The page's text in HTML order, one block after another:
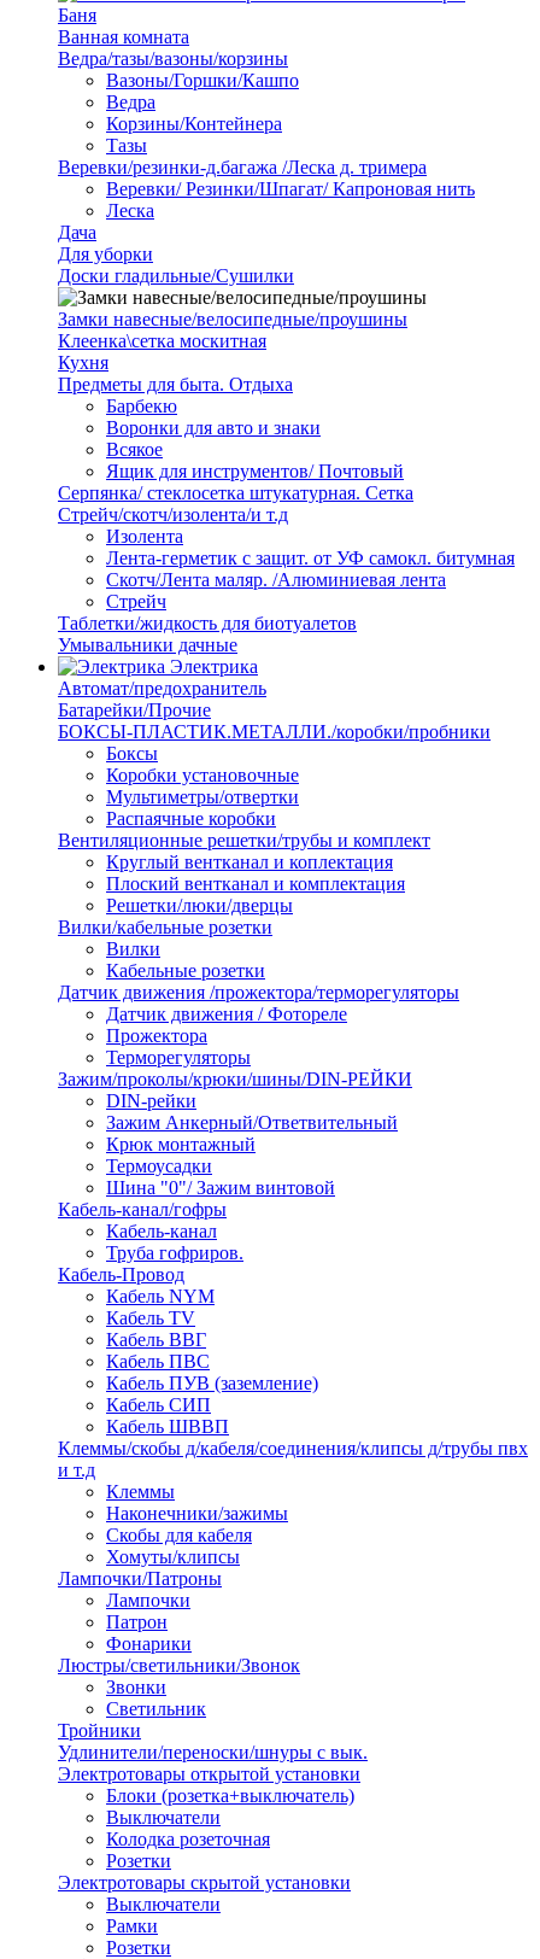
Баня
Ванная комната
Ведра/тазы/вазоны/корзины
Вазоны/Горшки/Кашпо
Ведра
Корзины/Контейнера
Тазы
Веревки/резинки-д.багажа /Леска д. тримера
Веревки/ Резинки/Шпагат/ Капроновая нить
Леска
Дача
Для уборки
Доски гладильные/Сушилки
Замки навесные/велосипедные/проушины
Клеенка\сетка москитная
Кухня
Предметы для быта. Отдыха
Барбекю
Воронки для авто и знаки
Всякое
Ящик для инструментов/ Почтовый
Серпянка/ стеклосетка штукатурная. Сетка
Стрейч/скотч/изолента/и т.д
Изолента
Лента-герметик с защит. от УФ самокл. битумная
Скотч/Лента маляр. /Алюминиевая лента
Стрейч
Таблетки/жидкость для биотуалетов
Умывальники дачные
Электрика
Автомат/предохранитель
Батарейки/Прочие
БОКСЫ-ПЛАСТИК.МЕТАЛЛИ./коробки/пробники
Боксы
Коробки установочные
Мультиметры/отвертки
Распаячные коробки
Вентиляционные решетки/трубы и комплект
Круглый вентканал и коплектация
Плоский вентканал и комплектация
Решетки/люки/дверцы
Вилки/кабельные розетки
Вилки
Кабельные розетки
Датчик движения /прожектора/терморегуляторы
Датчик движения / Фотореле
Прожектора
Терморегуляторы
Зажим/проколы/крюки/шины/DIN-РЕЙКИ
DIN-рейки
Зажим Анкерный/Ответвительный
Крюк монтажный
Термоусадки
Шина "0"/ Зажим винтовой
Кабель-канал/гофры
Кабель-канал
Труба гофриров.
Кабель-Провод
Кабель NYM
Кабель TV
Кабель ВВГ
Кабель ПВС
Кабель ПУВ (заземление)
Кабель СИП
Кабель ШВВП
Клеммы/скобы д/кабеля/соединения/клипсы д/трубы пвх
и т.д
Клеммы
Наконечники/зажимы
Скобы для кабеля
Хомуты/клипсы
Лампочки/Патроны
Лампочки
Патрон
Фонарики
Люстры/светильники/Звонок
Звонки
Светильник
Тройники
Удлинители/переноски/шнуры с вык.
Электротовары открытой установки
Блоки (розетка+выключатель)
Выключатели
Колодка розеточная
Розетки
Электротовары скрытой установки
Выключатели
Рамки
Розетки